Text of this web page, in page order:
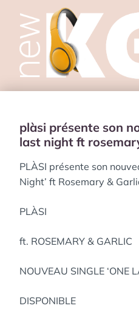
plàsi présente son
last night ft
PLÀSI présente son
Night’ ft Rosemary &
PLÀSI
ft. ROSEMARY & GARLIC
NOUVEAU SINGLE ‘ONE
DISPONIBLE